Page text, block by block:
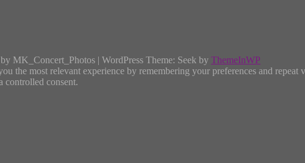
MK_Concert_Photos | WordPress Theme: Seek by ThemeInWP
the most relevant experience by remembering your preferences and
controlled consent.